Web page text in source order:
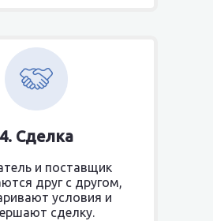
4. Сделка
и поставщик
друг с другом,
условия и
сделку.